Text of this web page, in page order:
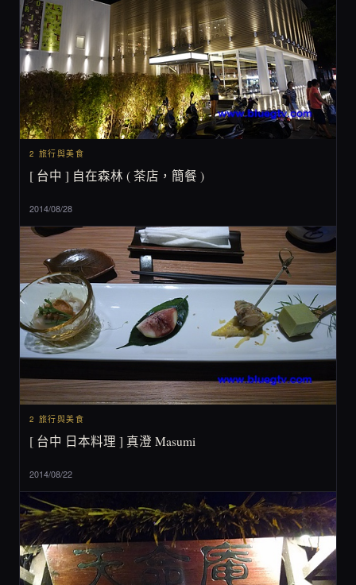
2 旅行與美食
[ 台中 ] 自在森林 ( 茶店，簡餐 )
2014/08/28
2 旅行與美食
[ 台中 日本料理 ] 真澄 Masumi
2014/08/22